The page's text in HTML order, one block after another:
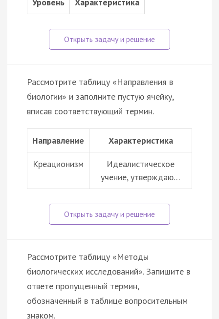
Рассмотрите таблицу «Направления в
биологии» и заполните пустую ячейку,
вписав соответствующий термин.
Направление Характеристика
Креационизм
Идеалистическое
учение, утверждаю…
Рассмотрите таблицу «Методы
биологических исследований». Запишите в
ответе пропущенный термин,
обозначенный в таблице вопросительным
знаком.